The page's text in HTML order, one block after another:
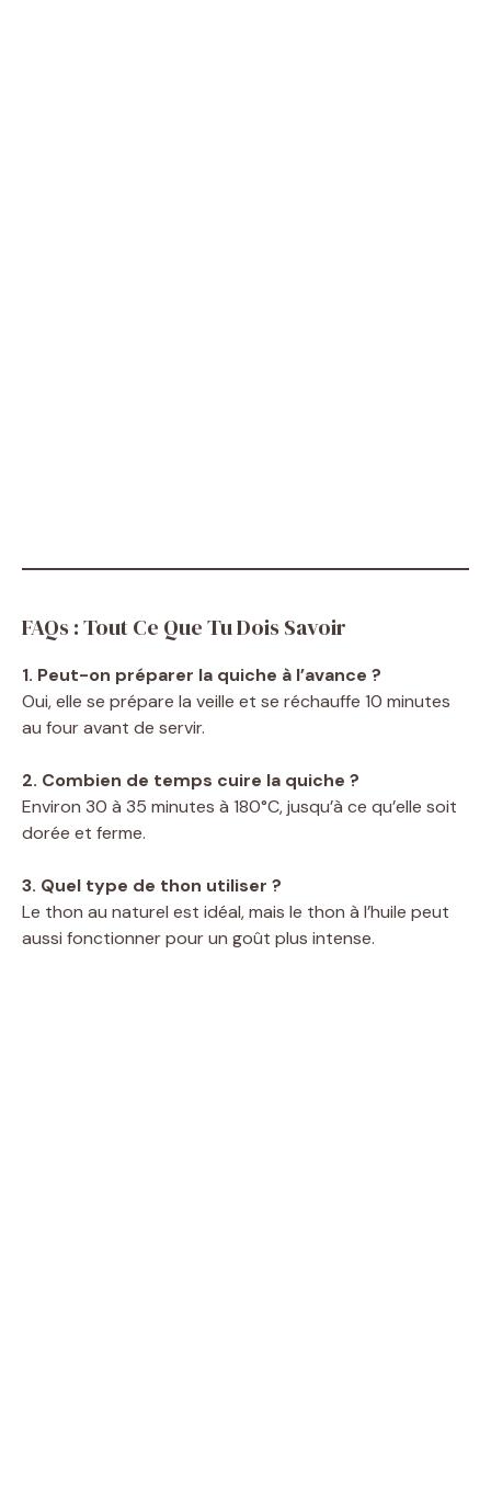
FAQs : Tout Ce Que Tu Dois Savoir
1. Peut-on préparer la quiche à l’avance ?
Oui, elle se prépare la veille et se réchauffe 10 minutes
au four avant de servir.
2. Combien de temps cuire la quiche ?
Environ 30 à 35 minutes à 180°C, jusqu’à ce qu’elle soit
dorée et ferme.
3. Quel type de thon utiliser ?
Le thon au naturel est idéal, mais le thon à l’huile peut
aussi fonctionner pour un goût plus intense.